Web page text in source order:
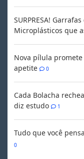
SURPRESA!
Microplásticos que
Nova pílula
apetite
0
Cada Bolacha
diz estudo
1
Tudo que você
0